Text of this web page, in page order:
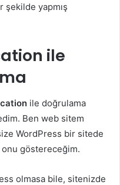
şekilde yapmış
ile
ile doğrulama
Ben web sitem
WordPress bir sitede
onu göstereceğim.
olmasa bile, sitenizde